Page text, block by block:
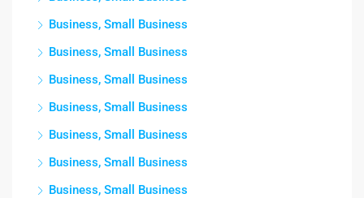
Business, Small Business
Business, Small Business
Business, Small Business
Business, Small Business
Business, Small Business
Business, Small Business
Business, Small Business